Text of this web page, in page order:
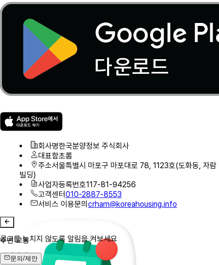
회사명한국분양정보 주식회사
대표함초롬
주소서울특별시 마포구 마포대로 78, 1123호(도화동, 자람
빌딩)
사업자등록번호117-81-94256
고객센터010-2887-8553
서비스 이용문의 crham@koreahousing.info
공고를 놓치지 않도록 알림을 켜보세요
알림켜기
주변 교통
문의/제안